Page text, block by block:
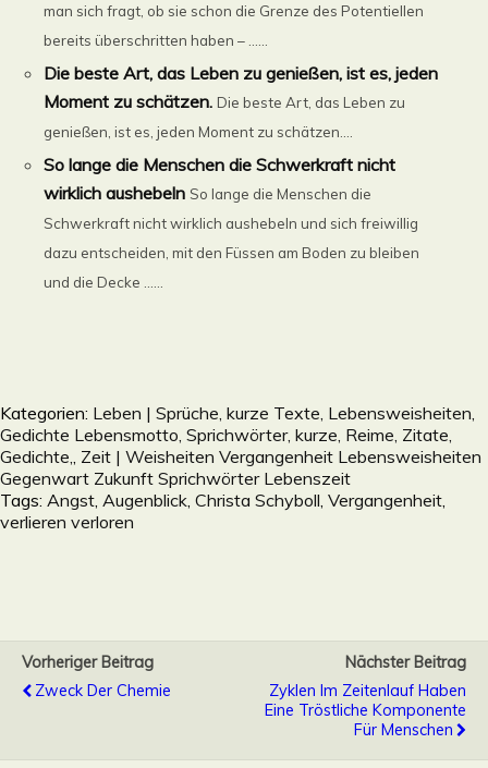
man sich fragt, ob sie schon die Grenze des Potentiellen
bereits überschritten haben – ......
Die beste Art, das Leben zu genießen, ist es, jeden
Moment zu schätzen. Die beste Art, das Leben zu
genießen, ist es, jeden Moment zu schätzen....
So lange die Menschen die Schwerkraft nicht
wirklich aushebeln So lange die Menschen die
Schwerkraft nicht wirklich aushebeln und sich freiwillig
dazu entscheiden, mit den Füssen am Boden zu bleiben
und die Decke ......
Kategorien: Leben | Sprüche, kurze Texte, Lebensweisheiten,
Gedichte Lebensmotto, Sprichwörter, kurze, Reime, Zitate,
Gedichte, Zeit | Weisheiten Vergangenheit Lebensweisheiten
Gegenwart Zukunft Sprichwörter Lebenszeit
Tags: Angst Augenblick Christa Schyboll Vergangenheit
verlieren verloren
Vorheriger Beitrag
Zweck Der Chemie
Nächster Beitrag
Zyklen Im Zeitenlauf Haben
Eine Tröstliche Komponente
Für Menschen